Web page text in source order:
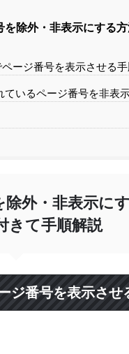
除外・非表示にする
ージ番号を表示させる
ているページ番号を非表
外・非表示に
きて手順解説
ジ番号を表示させ